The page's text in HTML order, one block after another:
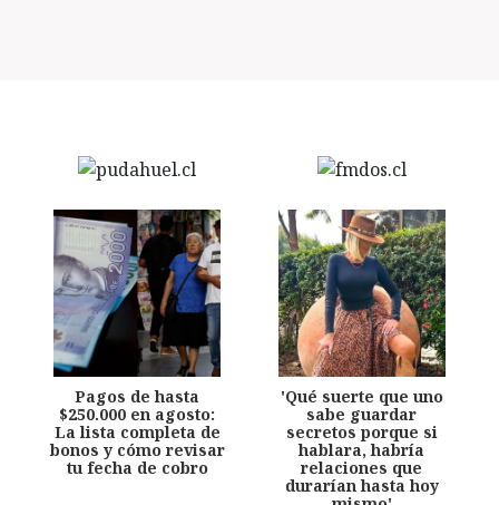
Pagos de hasta
$250.000 en agosto:
La lista completa de
bonos y cómo revisar
tu fecha de cobro
'Qué suerte que uno
sabe guardar
secretos porque si
hablara, habría
relaciones que
durarían hasta hoy